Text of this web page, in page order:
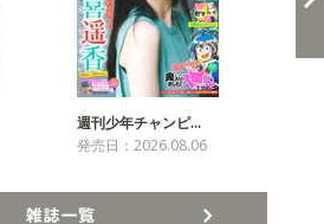
週刊少年チャンピ…
発売日：2026.08.06